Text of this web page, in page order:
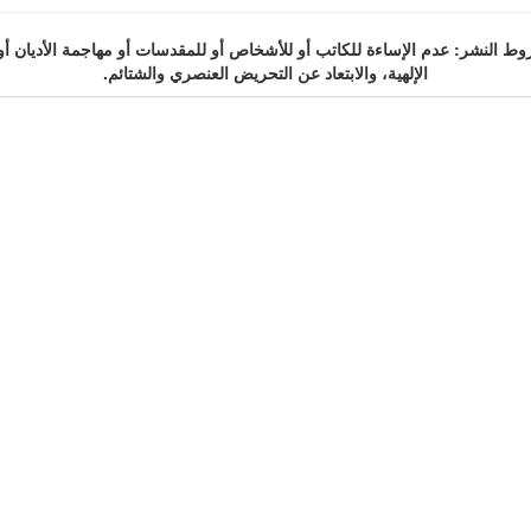
النشر: عدم الإساءة للكاتب أو للأشخاص أو للمقدسات أو مهاجمة الأديان
الإلهية، والابتعاد عن التحريض العنصري والشتائم.